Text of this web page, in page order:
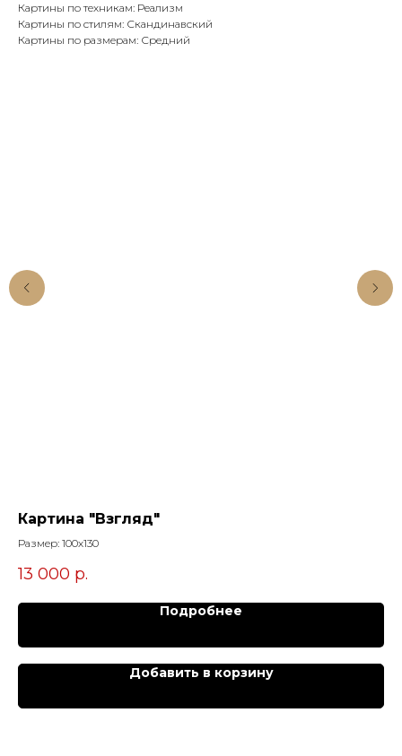
Картины по техникам: Реализм
Картины по стилям: Скандинавский
Картины по размерам: Средний
Картина "Взгляд"
Размер: 100х130
13 000 р.
Подробнее
Добавить в корзину